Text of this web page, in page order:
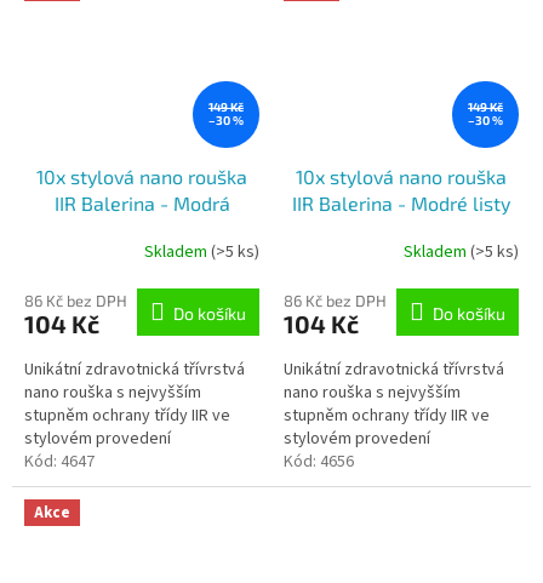
149 Kč
–30 %
10x stylová nano rouška
IIR Balerina - Modrá
produktu
je
z
5
hvězdiček.
Skladem(>5 ks)
86 Kč bez DPH
104 Kč Do košíku
Unikátní zdravotnická třívrstvá
nano rouška s nejvyšším
stupněm ochrany třídy IIR ve
stylovém provedení
Nanomembrána zachytí 98,6 %
nanočástic velikosti 120
nanometrů...
Kód: 4647
149 Kč
–30 %
10x stylová nano rouška
IIR Balerina - Modré listy
produktu
je
z
5
hvězdiček.
Skladem(>5 ks)
86 Kč bez DPH
104 Kč Do košíku
Unikátní zdravotnická třívrstvá
nano rouška s nejvyšším
stupněm ochrany třídy IIR ve
stylovém provedení
Nanomembrána zachytí 98,6 %
nanočástic velikosti 120
Kód: 4656
Akce